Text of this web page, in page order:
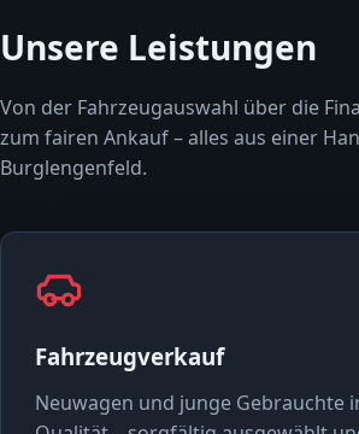
Unsere Leistungen
Von der Fahrzeugauswahl über die
zum fairen Ankauf – alles aus einer
Burglengenfeld.
Fahrzeugverkauf
Neuwagen und junge Gebrauchte